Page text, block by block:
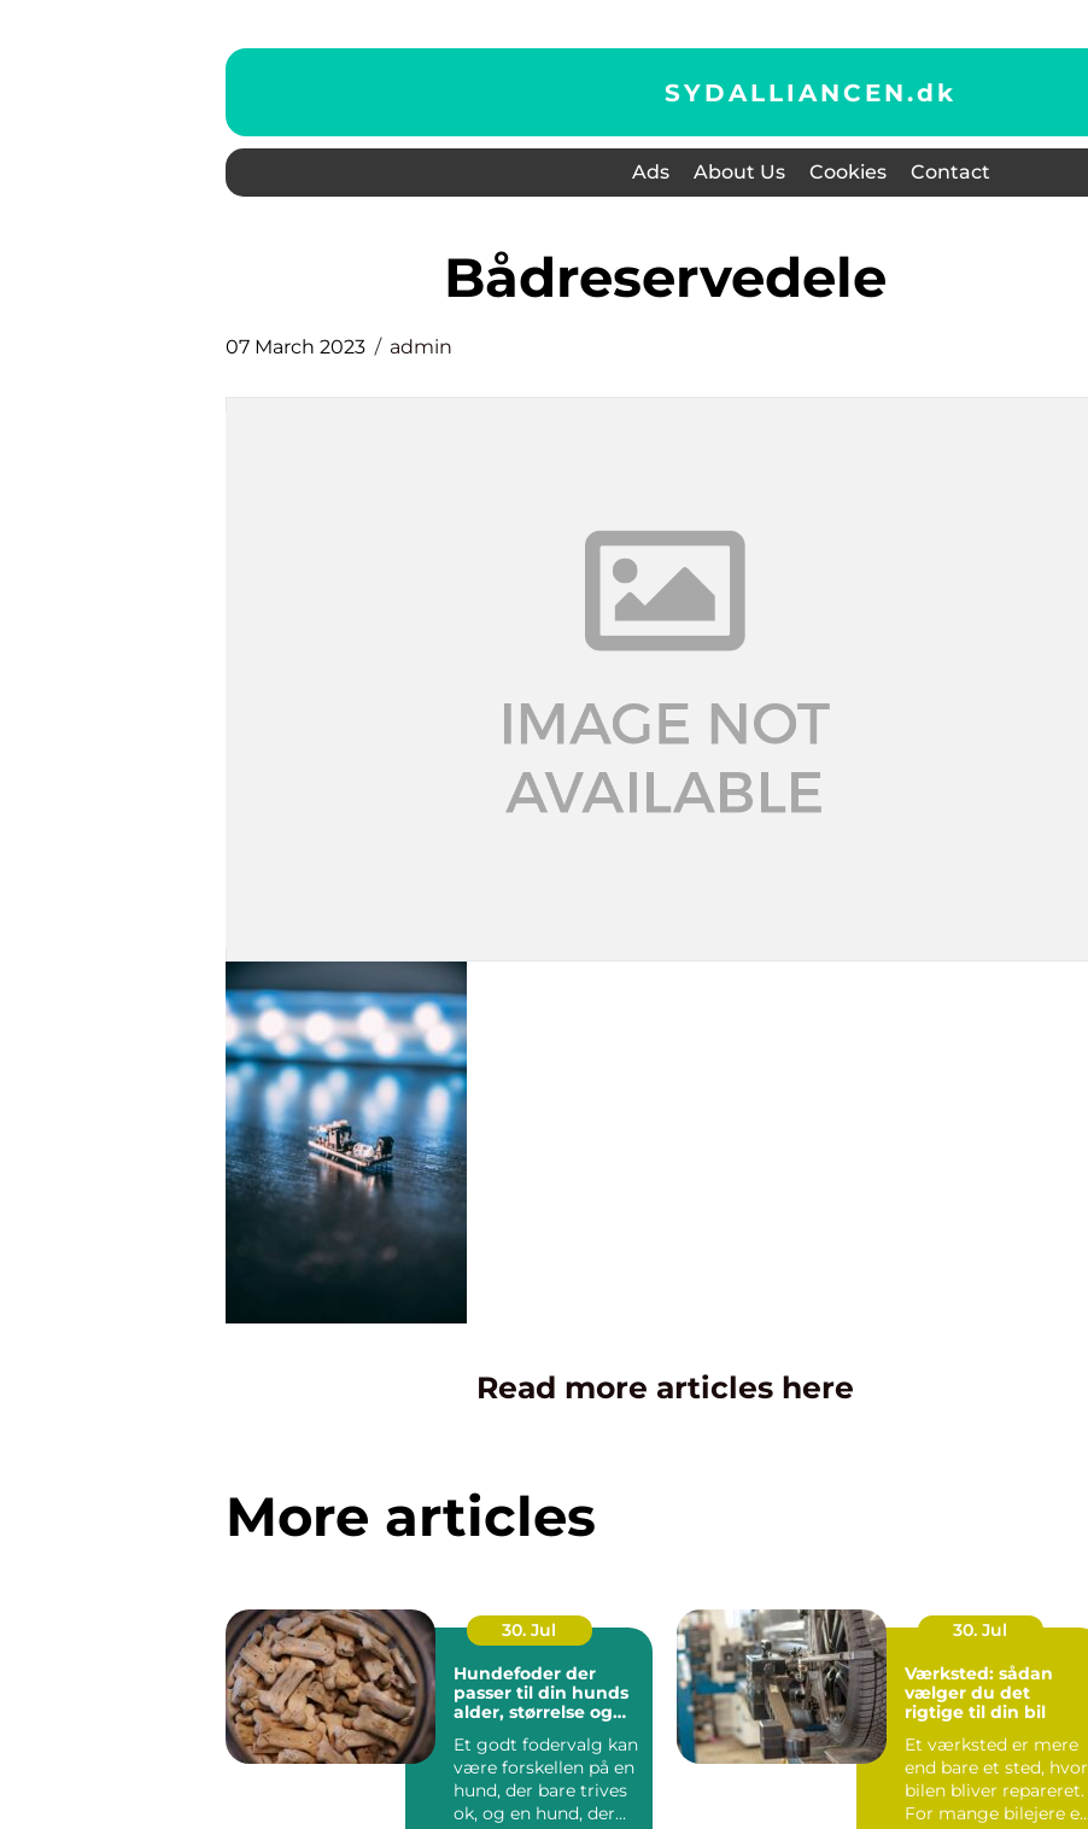
SYDALLIANCEN.dk
Ads About Us Cookies Contact
bådreservedele
07 March 2023 admin
Read more articles here
More articles
30. Jul
Hundefoder der
passer til din hunds
alder, størrelse og
Et godt fodervalg kan
være forskellen på en
hund, der bare trives
ok, og en hund, der
30. Jul
Værksted: sådan
vælger du det
rigtige til din bil
Et værksted er mere
end bare et sted, hvor
bilen bliver repareret.
For mange bilejere er